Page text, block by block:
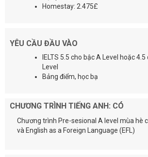
Homestay: 2.475£
YÊU CẦU ĐẦU VÀO
IELTS 5.5 cho bậc A Level hoặc
Level
Bảng điểm, học bạ
CHƯƠNG TRÌNH TIẾNG ANH: CÓ
Chương trình Pre-sesional A level mùa hè
và English as a Foreign Language (EFL)